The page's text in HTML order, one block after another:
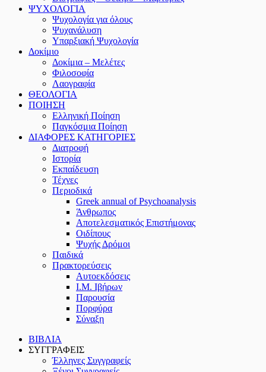
ΨΥΧΟΛΟΓΙΑ
Ψυχολογία για όλους
Ψυχανάλυση
Υπαρξιακή Ψυχολογία
Δοκίμιο
Δοκίμια – Μελέτες
Φιλοσοφία
Λαογραφία
ΘΕΟΛΟΓΙΑ
ΠΟΙΗΣΗ
Ελληνική Ποίηση
Παγκόσμια Ποίηση
ΔΙΑΦΟΡΕΣ ΚΑΤΗΓΟΡΙΕΣ
Διατροφή
Ιστορία
Εκπαίδευση
Τέχνες
Περιοδικά
Greek annual of Psychoanalysis
Άνθρωπος
Αποτελεσματικός Επιστήμονας
Οιδίπους
Ψυχής Δρόμοι
Παιδικά
Πρακτoρεύσεις
Αυτοεκδόσεις
Ι.Μ. Ιβήρων
Παρουσία
Πορφύρα
Σύναξη
ΒΙΒΛΙΑ
ΣΥΓΓΡΑΦΕΙΣ
Έλληνες Συγγραφείς